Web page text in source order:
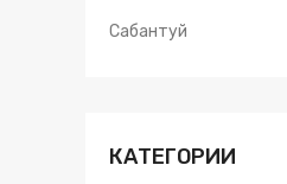
Сабантуй
КАТЕГОРИИ